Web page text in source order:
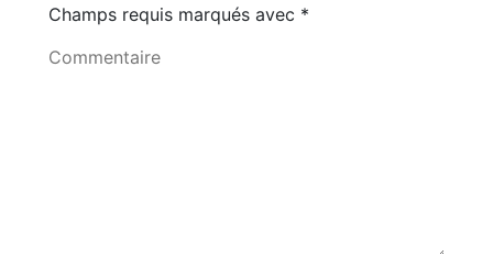
Champs requis marqués avec *
Commentaire